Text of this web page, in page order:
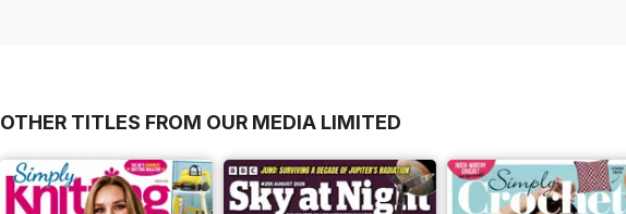
OTHER TITLES FROM OUR MEDIA LIMITED